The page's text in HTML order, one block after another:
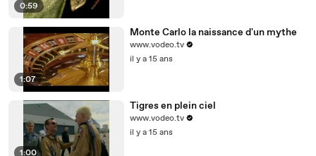
0:59
1:07
Monte Carlo la naissance d'un mythe
www.vodeo.tv
il y a 15 ans
1:00
Tigres en plein ciel
www.vodeo.tv
il y a 15 ans